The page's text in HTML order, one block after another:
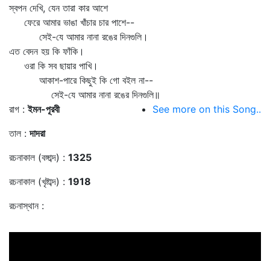
স্বপন দেখি, যেন তারা কার আশে
ফেরে আমার ভাঙা খাঁচার চার পাশে--
সেই-যে আমার নানা রঙের দিনগুলি।
এত বেদন হয় কি ফাঁকি।
ওরা কি সব ছায়ার পাখি।
আকাশ-পারে কিছুই কি গো বইল না--
সেই-যে আমার নানা রঙের দিনগুলি॥
রাগ :ইমন-পূরবী
তাল :দাদরা
রচনাকাল (বঙ্গাব্দ) : 1325
রচনাকাল (খৃষ্টাব্দ) : 1918
রচনাস্থান :
See more on this Song..